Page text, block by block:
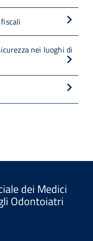
nei luoghi di
dei Medici
Odontoiatri